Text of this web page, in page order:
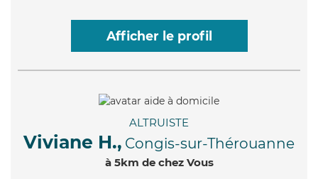
Afficher le profil
ALTRUISTE
Viviane H., Congis-sur-Thérouanne
à 5km de chez Vous